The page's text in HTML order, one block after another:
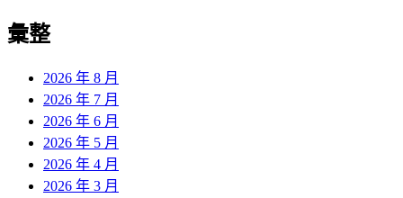
覽
彙整
2026 年 8 月
2026 年 7 月
2026 年 6 月
2026 年 5 月
2026 年 4 月
2026 年 3 月